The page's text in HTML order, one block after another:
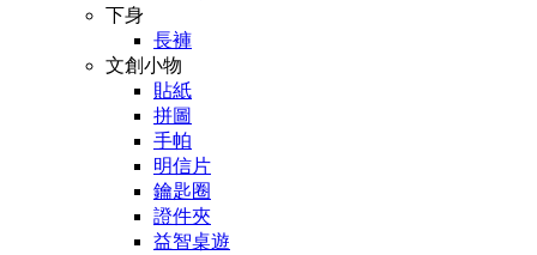
下身
長褲
文創小物
貼紙
拼圖
手帕
明信片
鑰匙圈
證件夾
益智桌遊